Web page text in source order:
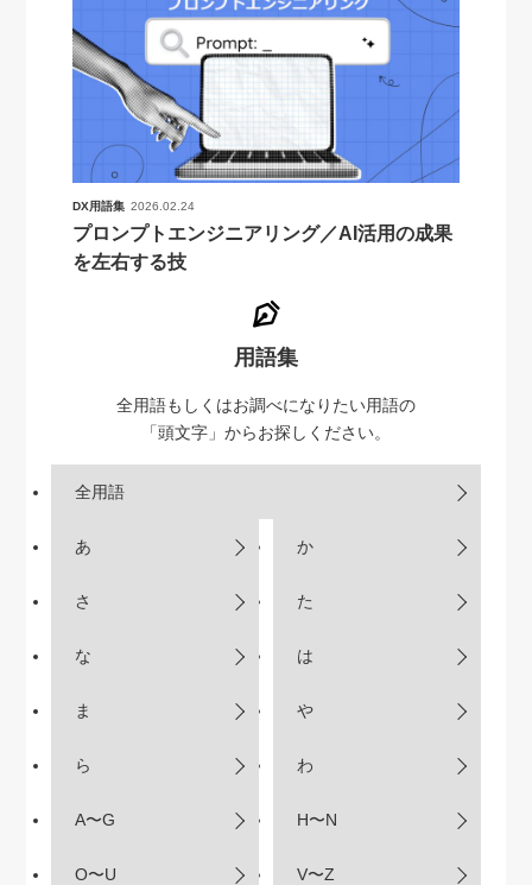
DX用語集 2026.02.24
プロンプトエンジニアリング／AI活用の成果
を左右する技
用語集
全用語もしくはお調べになりたい用語の
「頭文字」からお探しください。
全用語
あ か
さ た
な は
ま や
ら わ
A〜G H〜N
O〜U V〜Z